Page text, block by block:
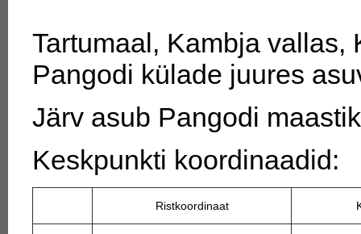
Tartumaal, Kambja vallas,
Pangodi külade juures
Järv asub Pangodi
Keskpunkti koordinaadid:
Ristkoordinaat